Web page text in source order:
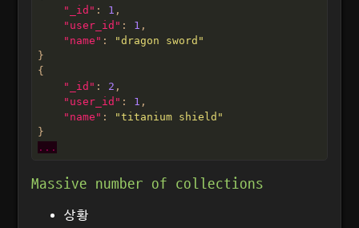
"_id" : 1
"user_id" : 1
"name" :
"dragon sword"
"_id" : 2
"user_id" : 1
"name" :
"titanium shield"
...
Massive number of collections
상황